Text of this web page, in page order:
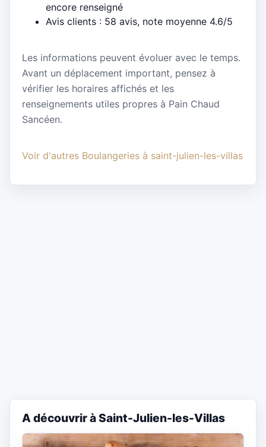
encore renseigné
Avis clients : 58 avis, note moyenne 4.6/5
Les informations peuvent évoluer avec le temps.
Avant un déplacement important, pensez à
vérifier les horaires affichés et les
renseignements utiles propres à Pain Chaud
Sancéen.
Voir d'autres Boulangeries à saint-julien-les-villas
A découvrir à Saint-Julien-les-Villas